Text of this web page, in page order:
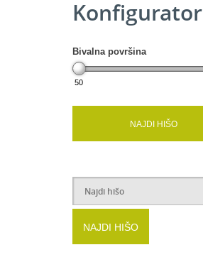
Konfigurator
Bivalna površina
50
NAJDI HIŠO
NAJDI HIŠO